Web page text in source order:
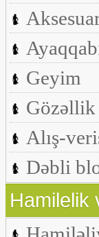
Geyim
Gözəllik
Alış-
Dəbli
Hamilelik